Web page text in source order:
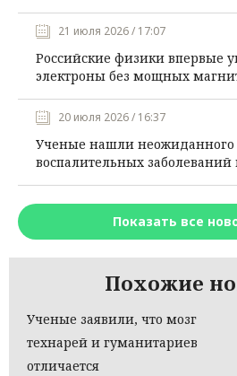
21 июля 2026 / 17:07
Российские физики впервые
электроны без мощных
20 июля 2026 / 16:37
Ученые нашли неожиданного
воспалительных
Показать все
Похожие
Ученые заявили, что мозг
технарей и гуманитариев
отличается